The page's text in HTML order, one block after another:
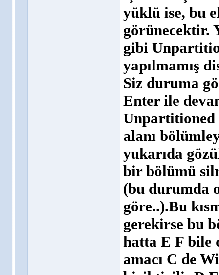
yüklü ise, bu
görünecektir.
gibi
yapılmamış
Siz duruma
Enter ile
Unpartitioned
alanı
yukarıda
bir bölümü
(bu durumda
göre..).Bu
gerekirse bu
hatta E F bile
amacı C de